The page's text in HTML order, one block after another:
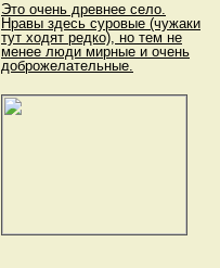
Это очень древнее село.
Нравы здесь суровые (чужаки
тут ходят редко), но тем не
менее люди мирные и очень
доброжелательные.